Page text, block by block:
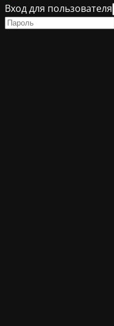
Вход для пользователя